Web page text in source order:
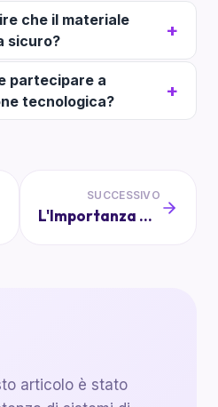
che il materiale
sicuro?
partecipare a
tecnologica?
SUCCESSIVO
L'Importanza della Collaborazione Scuola-Famiglia per la Privacy
articolo è stato